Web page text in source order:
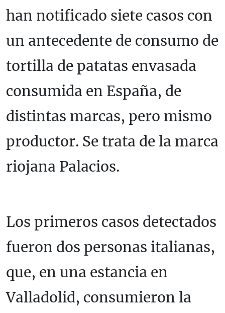
han notificado siete casos con
un antecedente de consumo de
tortilla de patatas envasada
consumida en España, de
distintas marcas, pero mismo
productor. Se trata de la marca
riojana Palacios.
Los primeros casos detectados
fueron dos personas italianas,
que, en una estancia en
Valladolid, consumieron la